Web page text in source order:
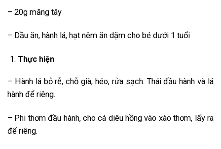
– 20g măng tây
– Dầu ăn, hành lá, hạt nêm ăn dặm cho bé dưới 1 tuổi
Thực hiện
– Hành lá bỏ rễ, chỗ già, héo, rửa sạch. Thái đầu hành và lá
hành để riêng.
– Phi thơm đầu hành, cho cá diêu hồng vào xào thơm, lấy ra
để riêng.